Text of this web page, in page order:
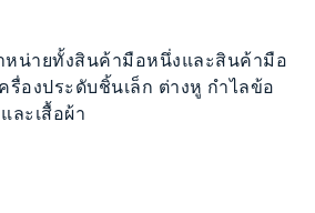
หน่ายทั้งสินค้ามือหนึ่งและสินค้ามือ
รื่องประดับชิ้นเล็ก ต่างหู กำไลข้อ
ละเสื้อผ้า